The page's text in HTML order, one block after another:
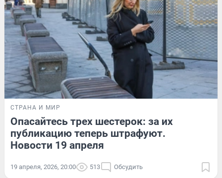
СТРАНА И МИР
Опасайтесь трех шестерок: за их
публикацию теперь штрафуют.
Новости 19 апреля
19 апреля, 2026, 20:00 513 Обсудить